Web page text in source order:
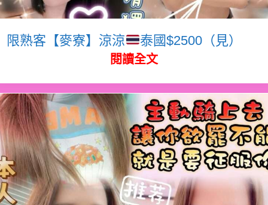
限熟客【麥寮】涼涼 泰國$2500（見）
閱讀全文